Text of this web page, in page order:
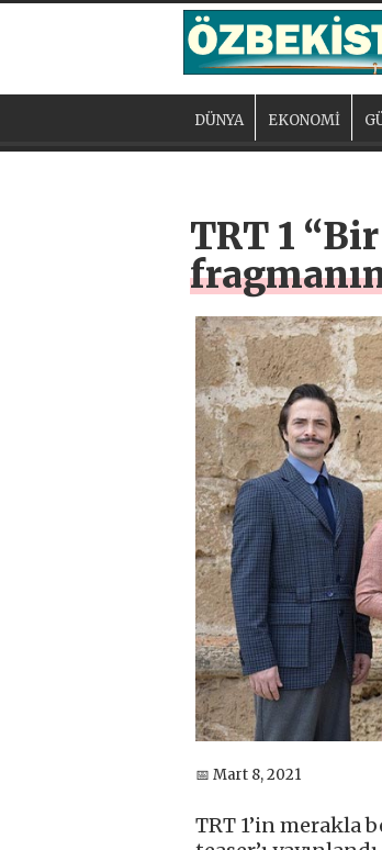
DÜNYA EKONOMİ
TRT 1
📅 Mart 8, 2021
TRT 1’in merakla